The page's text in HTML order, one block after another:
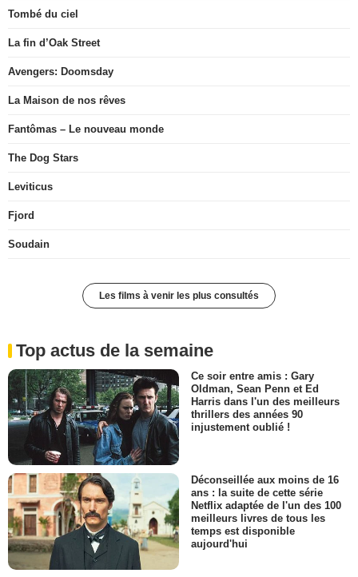
Tombé du ciel
La fin d’Oak Street
Avengers: Doomsday
La Maison de nos rêves
Fantômas – Le nouveau monde
The Dog Stars
Leviticus
Fjord
Soudain
Les films à venir les plus consultés
Top actus de la semaine
Ce soir entre amis : Gary
Oldman, Sean Penn et Ed
Harris dans l'un des meilleurs
thrillers des années 90
injustement oublié !
Déconseillée aux moins de 16
ans : la suite de cette série
Netflix adaptée de l'un des 100
meilleurs livres de tous les
temps est disponible
aujourd'hui